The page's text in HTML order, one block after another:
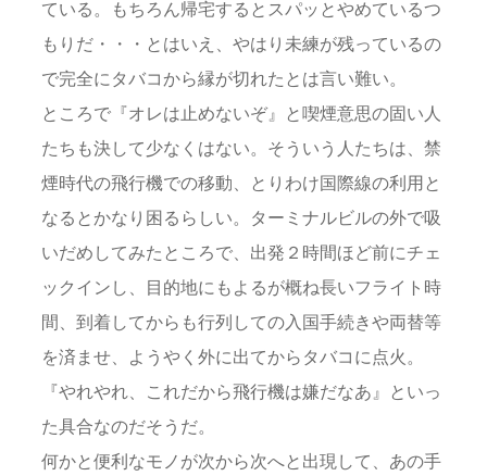
ている。もちろん帰宅するとスパッとやめているつ
もりだ・・・とはいえ、やはり未練が残っているの
で完全にタバコから縁が切れたとは言い難い。
ところで『オレは止めないぞ』と喫煙意思の固い人
たちも決して少なくはない。そういう人たちは、禁
煙時代の飛行機での移動、とりわけ国際線の利用と
なるとかなり困るらしい。ターミナルビルの外で吸
いだめしてみたところで、出発２時間ほど前にチェ
ックインし、目的地にもよるが概ね長いフライト時
間、到着してからも行列しての入国手続きや両替等
を済ませ、ようやく外に出てからタバコに点火。
『やれやれ、これだから飛行機は嫌だなあ』といっ
た具合なのだそうだ。
何かと便利なモノが次から次へと出現して、あの手